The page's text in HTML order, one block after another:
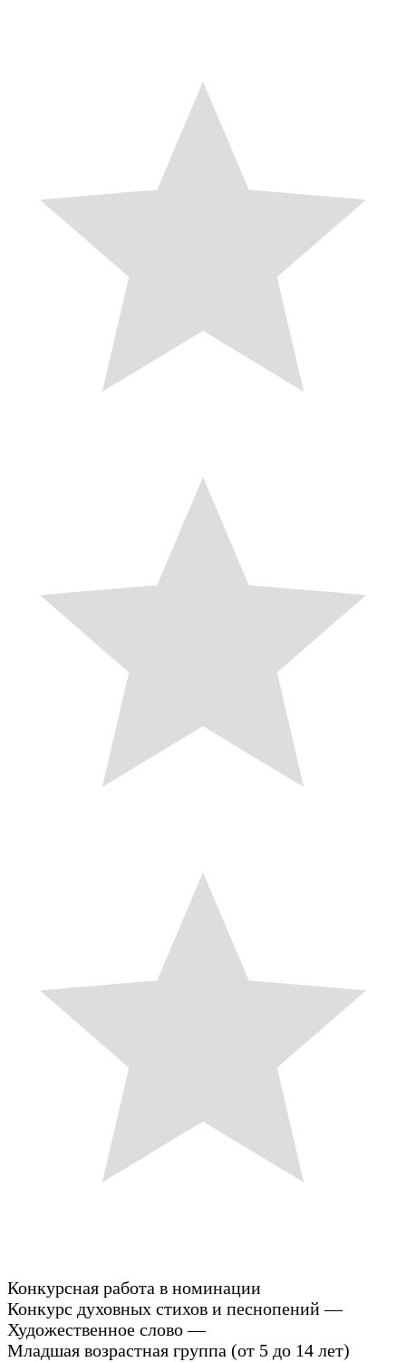
Конкурсная работа в номинации
Конкурс духовных стихов и песнопений —
Художественное слово —
Младшая возрастная группа (от 5 до 14 лет)